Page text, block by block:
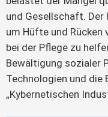
und Gesellschaft. Der
um Hüfte und Rücken
bei der Pflege zu
Bewältigung sozialer
Technologien und die
„Kybernetischen